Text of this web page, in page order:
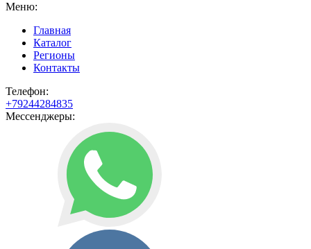
Меню:
Главная
Каталог
Регионы
Контакты
Телефон:
+79244284835
Мессенджеры: